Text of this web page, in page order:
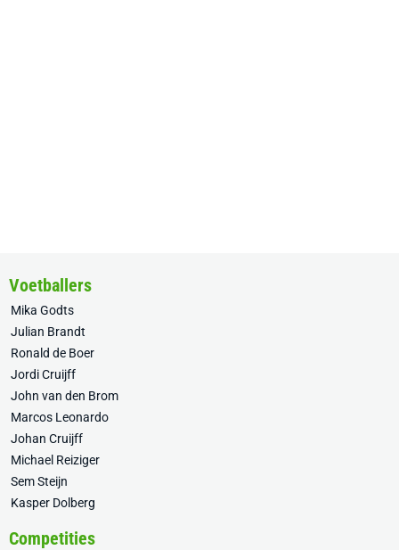
Voetballers
Mika Godts
Julian Brandt
Ronald de Boer
Jordi Cruijff
John van den Brom
Marcos Leonardo
Johan Cruijff
Michael Reiziger
Sem Steijn
Kasper Dolberg
Competities